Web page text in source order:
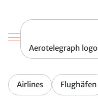
Aerotelegraph logo
Airlines Flughäfen